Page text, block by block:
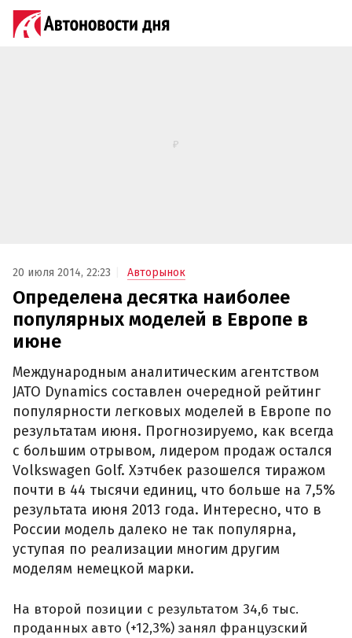
20 июля 2014, 22:23 Авторынок
Определена десятка наиболее
популярных моделей в Европе в
июне
Международным аналитическим агентством
JATO Dynamics составлен очередной рейтинг
популярности легковых моделей в Европе по
результатам июня. Прогнозируемо, как всегда
с большим отрывом, лидером продаж остался
Volkswagen Golf. Хэтчбек разошелся тиражом
почти в 44 тысячи единиц, что больше на 7,5%
результата июня 2013 года. Интересно, что в
России модель далеко не так популярна,
уступая по реализации многим другим
моделям немецкой марки.
На второй позиции с результатом 34,6 тыс.
проданных авто (+12,3%) занял французский